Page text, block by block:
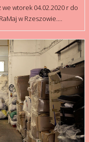
wtorek 04.02.2020 r do
w Rzeszowie.…